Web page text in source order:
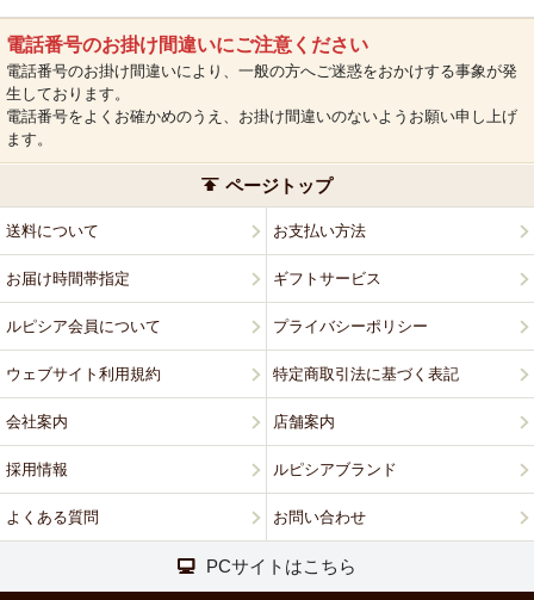
電話番号のお掛け間違いにご注意ください
電話番号のお掛け間違いにより、一般の方へご迷惑をおかけする事象が発
生しております。
電話番号をよくお確かめのうえ、お掛け間違いのないようお願い申し上げ
ます。
ページトップ
送料について お支払い方法
お届け時間帯指定 ギフトサービス
ルピシア会員について プライバシーポリシー
ウェブサイト利用規約 特定商取引法に基づく表記
会社案内 店舗案内
採用情報 ルピシアブランド
よくある質問 お問い合わせ
PCサイトはこちら